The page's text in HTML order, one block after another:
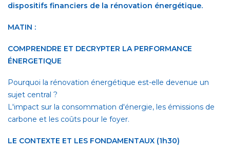
dispositifs financiers de la rénovation énergétique.
MATIN :
COMPRENDRE ET DECRYPTER LA PERFORMANCE
ÉNERGETIQUE
Pourquoi la rénovation énergétique est-elle devenue un
sujet central ?
L'impact sur la consommation d'énergie, les émissions de
carbone et les coûts pour le foyer.
LE CONTEXTE ET LES FONDAMENTAUX (1h30)